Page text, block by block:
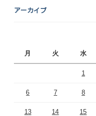
アーカイブ
月 火 水
1
6 7 8
13 14 15